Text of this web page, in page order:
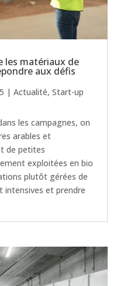
les matériaux de
aux défis
| Actualité, Start-up
les campagnes, on
arables et
de petites
exploitées en bio
plutôt gérées de
intensives et prendre